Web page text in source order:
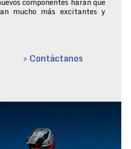
mucho más excitantes y
> Contáctanos